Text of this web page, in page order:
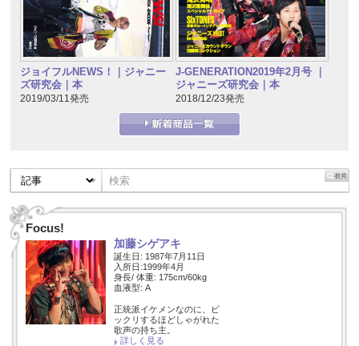
ジョイフルNEWS！｜ジャニー
ズ研究会｜本
2019/03/11発売
J-GENERATION2019年2月号 ｜
ジャニーズ研究会｜本
2018/12/23発売
Focus!
加藤シゲアキ
誕生日: 1987年7月11日
入所日:1999年4月
身長/ 体重: 175cm/60kg
血液型: A
正統派イケメンなのに、ビ
ックリするほどしゃがれた
歌声の持ち主。
詳しく見る